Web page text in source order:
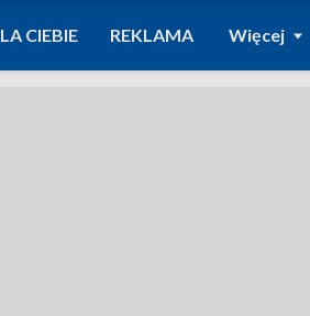
CIEBIE REKLAMA Więcej